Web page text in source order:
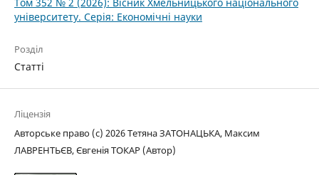
університету. Серія: Економічні науки
Розділ
Статті
Ліцензія
Авторське право (c) 2026 Тетяна ЗАТОНАЦЬКА, Максим
ЛАВРЕНТЬЄВ, Євгенія ТОКАР (Автор)